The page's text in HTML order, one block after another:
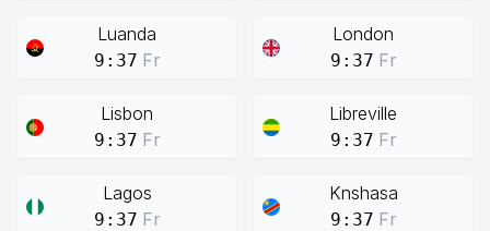
Luanda
9:37 Fr
London
9:37 Fr
Lisbon
9:37 Fr
Libreville
9:37 Fr
Lagos
9:37 Fr
Knshasa
9:37 Fr